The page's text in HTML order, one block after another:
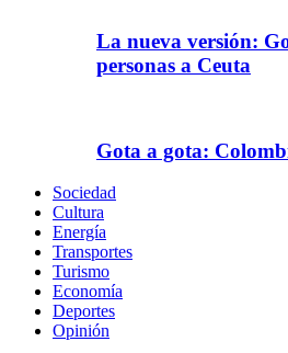
La nueva versión:
personas a Ceuta
Gota a gota:
Sociedad
Cultura
Energía
Transportes
Turismo
Economía
Deportes
Opinión